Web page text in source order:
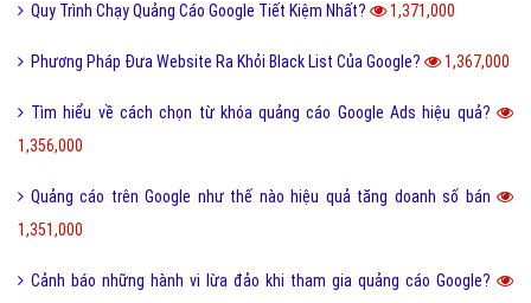
Quy Trình Chạy Quảng Cáo Google Tiết Kiệm Nhất? 1,371,000
Phương Pháp Đưa Website Ra Khỏi Black List Của Google? 1,367,000
Tìm hiểu về cách chọn từ khóa quảng cáo Google Ads hiệu quả?
1,356,000
Quảng cáo trên Google như thế nào hiệu quả tăng doanh số bán
1,351,000
Cảnh báo những hành vi lừa đảo khi tham gia quảng cáo Google?